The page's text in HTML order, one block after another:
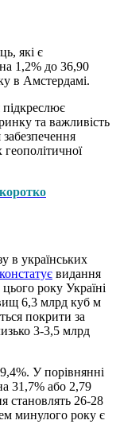
які є
1,2% до 36,90
в Амстердамі.
та важливість
в українських
констатує видання
року Україні
6,3 млрд куб м
покрити за
3-3,5 млрд
У порівнянні
31,7% або 2,79
становлять 26-28
минулого року є